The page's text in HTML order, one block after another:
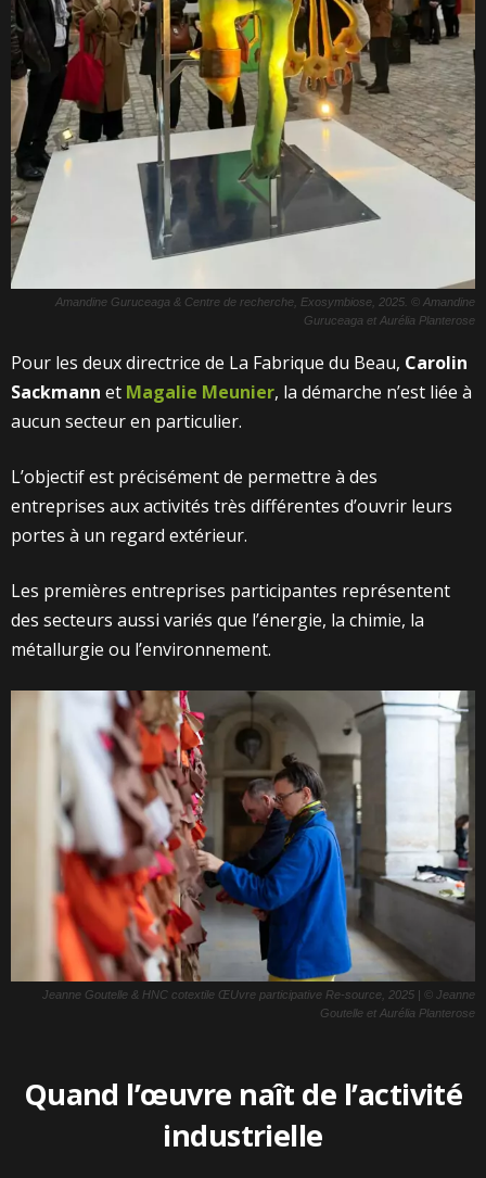
Amandine Guruceaga & Centre de recherche, Exosymbiose, 2025. © Amandine
Guruceaga et Aurélia Planterose
Pour les deux directrice de La Fabrique du Beau, Carolin
Sackmann et Magalie Meunier, la démarche n’est liée à
aucun secteur en particulier.
L’objectif est précisément de permettre à des
entreprises aux activités très différentes d’ouvrir leurs
portes à un regard extérieur.
Les premières entreprises participantes représentent
des secteurs aussi variés que l’énergie, la chimie, la
métallurgie ou l’environnement.
Jeanne Goutelle & HNC cotextile ŒUvre participative Re-source, 2025 | © Jeanne
Goutelle et Aurélia Planterose
Quand l’œuvre naît de l’activité
industrielle